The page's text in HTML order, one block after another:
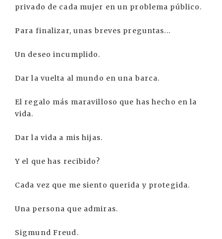
privado de cada mujer en un problema público.
Para finalizar, unas breves preguntas...
Un deseo incumplido.
Dar la vuelta al mundo en una barca.
El regalo más maravilloso que has hecho en la
vida.
Dar la vida a mis hijas.
Y el que has recibido?
Cada vez que me siento querida y protegida.
Una persona que admiras.
Sigmund Freud.